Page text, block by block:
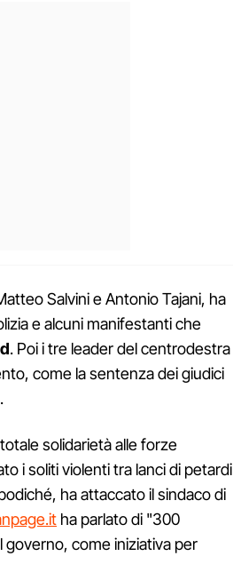
Salvini e Antonio Tajani, ha
e alcuni manifestanti che
. Poi i tre leader del centrodestra
come la sentenza dei giudici
solidarietà alle forze
i soliti violenti tra lanci di petardi
ha attaccato il sindaco di
ha parlato di "300
come iniziativa per